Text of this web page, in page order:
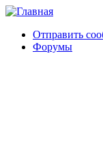
Отправить
Форумы